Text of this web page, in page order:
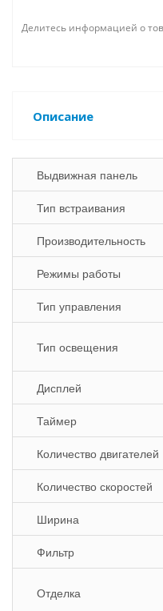
Делитесь информацией о
Описание
Выдвижная панель
Тип встраивания
Производительность
Режимы работы
Тип управления
Тип освещения
Дисплей
Таймер
Количество двигателей
Количество скоростей
Ширина
Фильтр
Отделка